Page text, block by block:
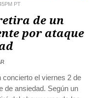
PT
de un
por ataque
concierto el viernes 2 de
de ansiedad. Según un